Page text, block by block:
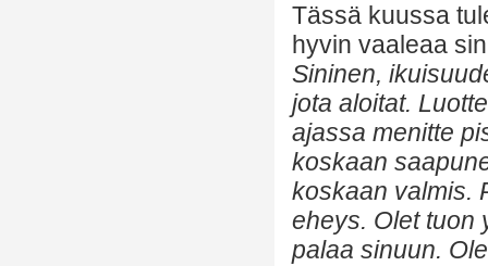
Tässä kuussa
hyvin vaaleaa
Sininen,
jota aloitat.
ajassa menitte
koskaan
koskaan valmis.
eheys. Olet tuon
palaa sinuun.